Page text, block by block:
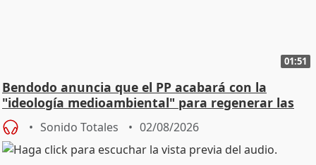
01:51
Bendodo anuncia que el PP acabará con la
"ideología medioambiental" para regenerar las
playas
Sonido Totales 02/08/2026